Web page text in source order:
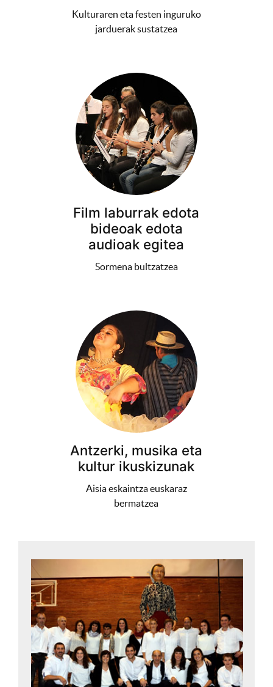
Kulturaren eta festen inguruko
jarduerak sustatzea
Film laburrak edota
bideoak edota
audioak egitea
Sormena bultzatzea
Antzerki, musika eta
kultur ikuskizunak
Aisia eskaintza euskaraz
bermatzea